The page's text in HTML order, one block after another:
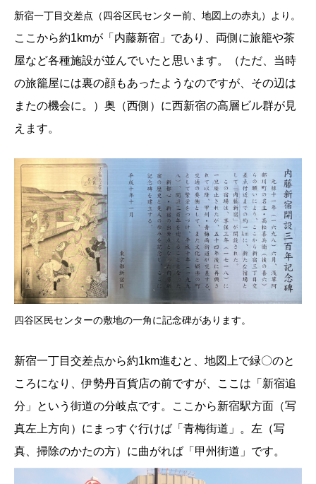
新宿一丁目交差点（四谷区民センター前、地図上の赤丸）より。
ここから約1kmが「内藤新宿」であり、両側に旅籠や茶
屋など各種施設が並んでいたと思います。（ただ、当時
の旅籠屋には裏の顔もあったようなのですが、その辺は
またの機会に。）奥（西側）に西新宿の高層ビル群が見
えます。
四谷区民センターの敷地の一角に記念碑があります。
新宿一丁目交差点から約1km進むと、地図上で緑〇のと
ころになり、伊勢丹百貨店の前ですが、ここは「新宿追
分」という街道の分岐点です。ここから新宿駅方面（写
真左上方向）にまっすぐ行けば「青梅街道」。左（写
真、掃除のかたの方）に曲がれば「甲州街道」です。